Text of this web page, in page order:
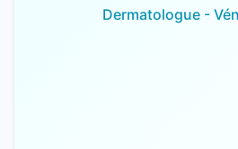
Dermatologue -